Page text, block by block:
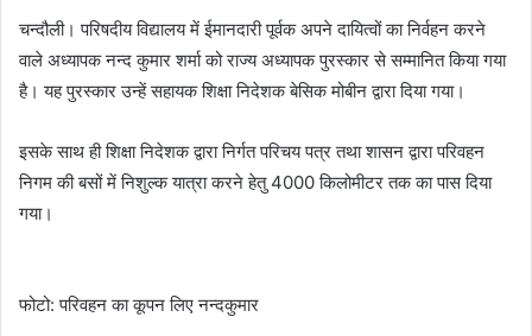
चन्दौली। परिषदीय विद्यालय में ईमानदारी पूर्वक अपने दायित्वों का निर्वहन करने
वाले अध्यापक नन्द कुमार शर्मा को राज्य अध्यापक पुरस्कार से सम्मानित किया गया
है। यह पुरस्कार उन्हें सहायक शिक्षा निदेशक बेसिक मोबीन द्वारा दिया गया।
इसके साथ ही शिक्षा निदेशक द्वारा निर्गत परिचय पत्र तथा शासन द्वारा परिवहन
निगम की बसों में निशुल्क यात्रा करने हेतु 4000 किलोमीटर तक का पास दिया
गया।
फोटो: परिवहन का कूपन लिए नन्दकुमार